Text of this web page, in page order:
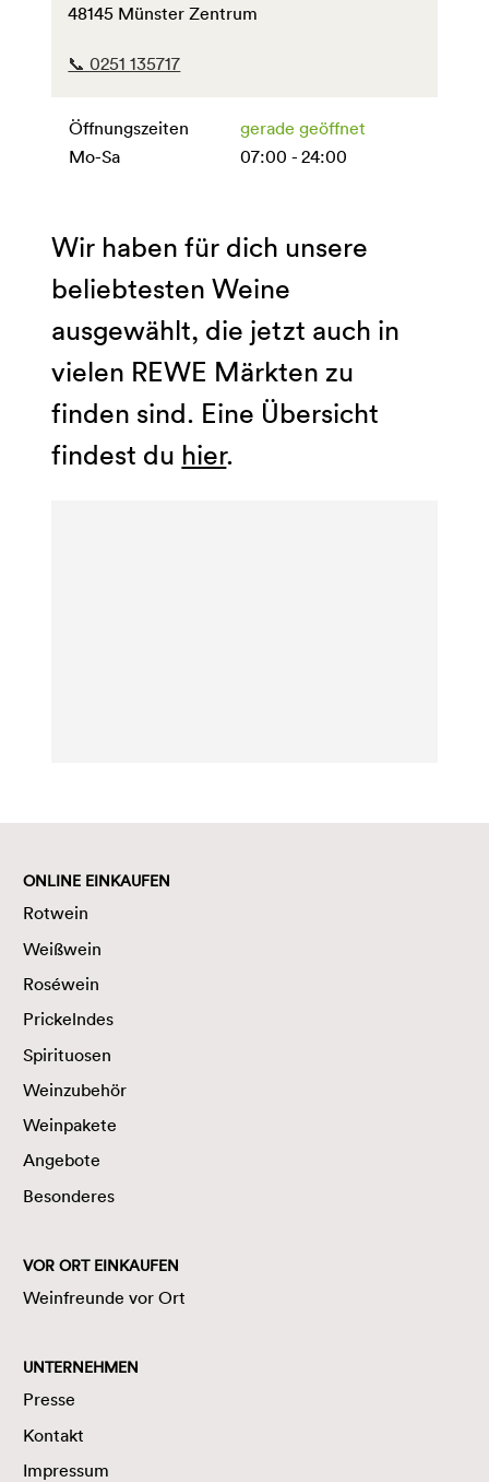
48145 Münster Zentrum
📞 0251 135717
Öffnungszeiten
gerade geöffnet
Mo-Sa
07:00 - 24:00
Wir haben für dich unsere
beliebtesten Weine
ausgewählt, die jetzt auch in
vielen REWE Märkten zu
finden sind. Eine Übersicht
findest du hier.
ONLINE EINKAUFEN
Rotwein
Weißwein
Roséwein
Prickelndes
Spirituosen
Weinzubehör
Weinpakete
Angebote
Besonderes
VOR ORT EINKAUFEN
Weinfreunde vor Ort
UNTERNEHMEN
Presse
Kontakt
Impressum